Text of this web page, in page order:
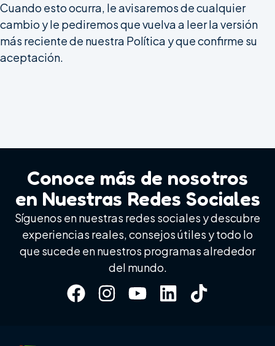
Cuando esto ocurra, le avisaremos de cualquier
cambio y le pediremos que vuelva a leer la versión
más reciente de nuestra Política y que confirme su
aceptación.
Conoce más de nosotros
en Nuestras Redes Sociales
Síguenos en nuestras redes sociales y descubre
experiencias reales, consejos útiles y todo lo
que sucede en nuestros programas alrededor
del mundo.